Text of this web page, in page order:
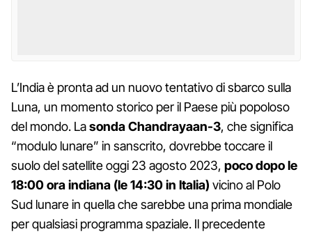
L’India è pronta ad un nuovo tentativo di sbarco sulla
Luna, un momento storico per il Paese più popoloso
del mondo. Lasonda Chandrayaan-3, che significa
“modulo lunare” in sanscrito, dovrebbe toccare il
suolo del satellite oggi 23 agosto 2023, poco dopo le
18:00 ora indiana (le 14:30 in Italia) vicino al Polo
Sud lunare in quella che sarebbe una prima mondiale
per qualsiasi programma spaziale. Il precedente